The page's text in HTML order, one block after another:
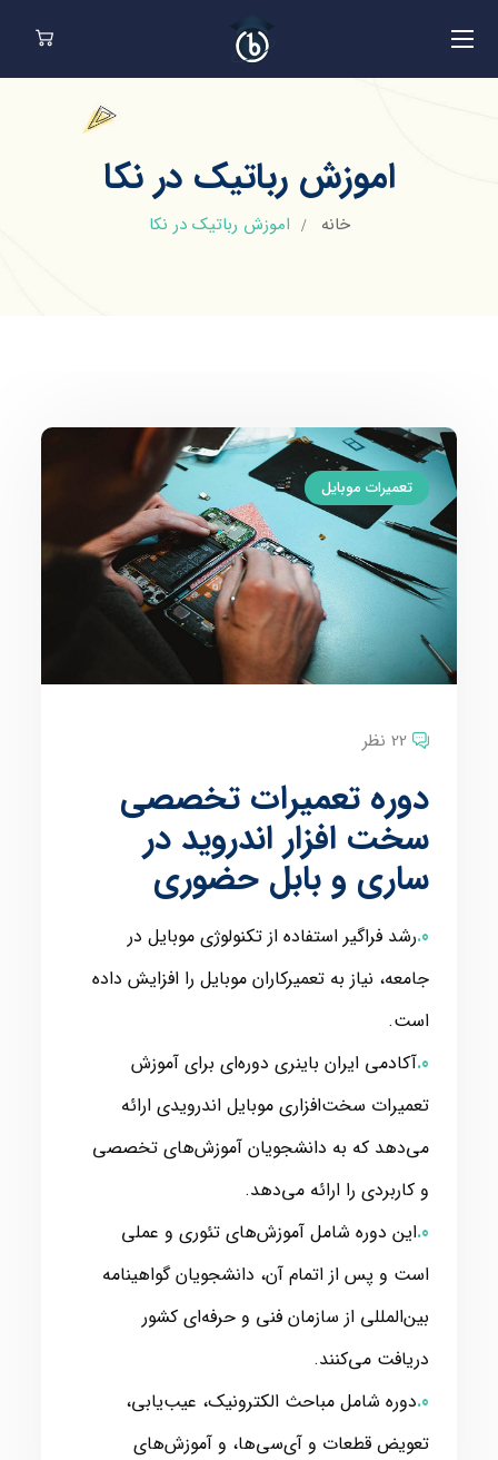
اموزش رباتیک در نکا
خانه اموزش رباتیک در نکا
تعمیرات موبایل
22 نظر
دوره تعمیرات تخصصی
سخت افزار اندروید در
ساری و بابل حضوری
رشد فراگیر استفاده از تکنولوژی موبایل در
جامعه، نیاز به تعمیرکاران موبایل را افزایش داده
است.
آکادمی ایران باینری دوره‌ای برای آموزش
تعمیرات سخت‌افزاری موبایل اندرویدی ارائه
می‌دهد که به دانشجویان آموزش‌های تخصصی
و کاربردی را ارائه می‌دهد.
این دوره شامل آموزش‌های تئوری و عملی
است و پس از اتمام آن، دانشجویان گواهینامه
بین‌المللی از سازمان فنی و حرفه‌ای کشور
دریافت می‌کنند.
دوره شامل مباحث الکترونیک، عیب‌یابی،
تعویض قطعات و آی‌سی‌ها، و آموزش‌های